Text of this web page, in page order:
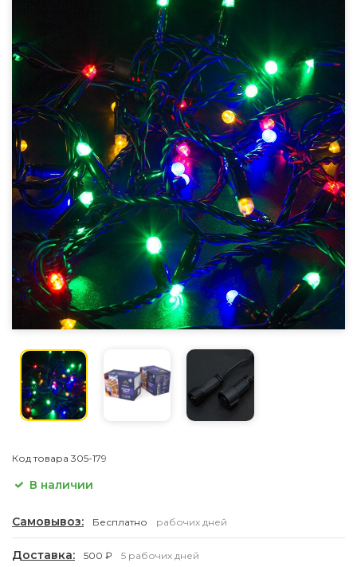
Код товара 305-179
В наличии
Самовывоз: Бесплатно рабочих дней
Доставка: 500 ₽ 5 рабочих дней